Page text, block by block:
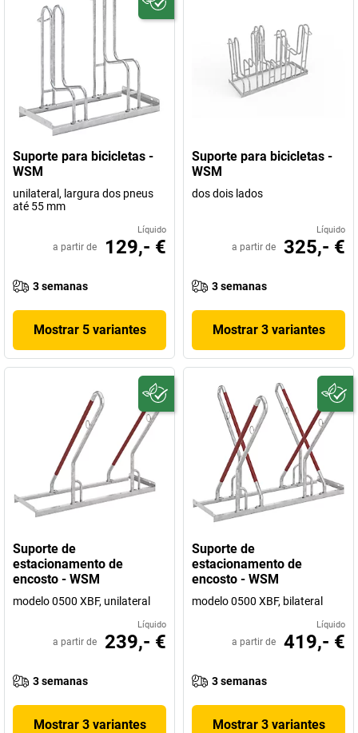
Suporte para bicicletas -
WSM
unilateral, largura dos pneus
até 55 mm
Líquido
a partir de 129,- €
3 semanas
Mostrar 5 variantes
Suporte para bicicletas -
WSM
dos dois lados
Líquido
a partir de 325,- €
3 semanas
Mostrar 3 variantes
Suporte de
estacionamento de
encosto - WSM
modelo 0500 XBF, unilateral
Líquido
a partir de 239,- €
3 semanas
Mostrar 3 variantes
Suporte de
estacionamento de
encosto - WSM
modelo 0500 XBF, bilateral
Líquido
a partir de 419,- €
3 semanas
Mostrar 3 variantes